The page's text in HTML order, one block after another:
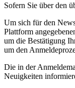
Sofern Sie über den
Um sich für den
Plattform
um die Bestätigung
um den
Die in der
Neuigkeiten